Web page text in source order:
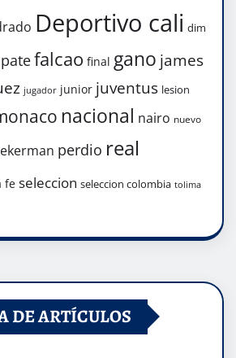
Deportivo cali dim
falcao final gano james
jugador junior juventus lesion
nacional nairo nuevo
perdio real
fe seleccion seleccion colombia tolima
DE ARTÍCULOS